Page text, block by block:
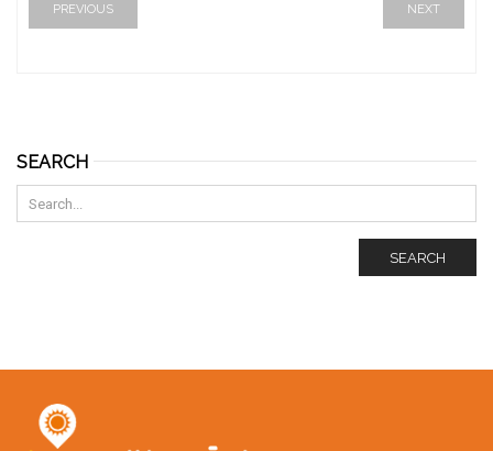
PREVIOUS NEXT
SEARCH
SEARCH